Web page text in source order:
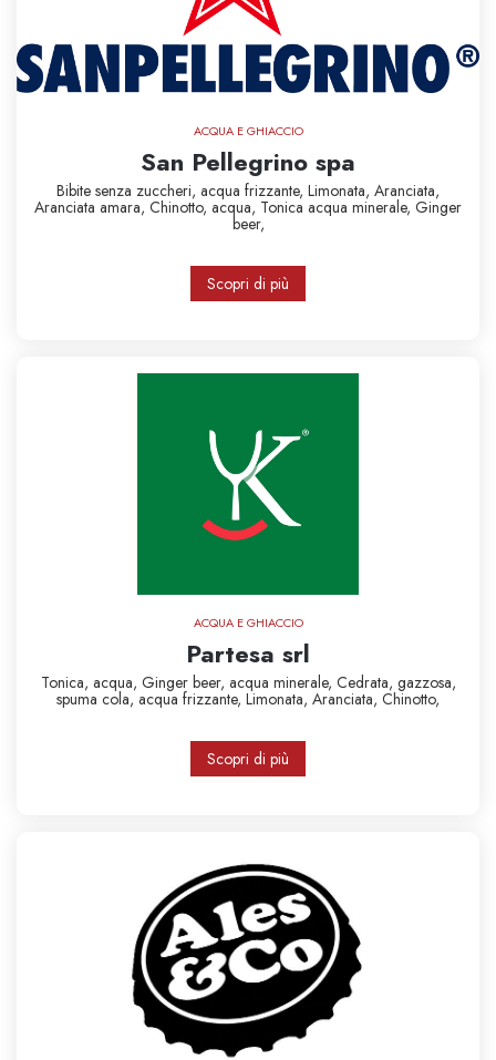
ACQUA E GHIACCIO
San Pellegrino spa
Bibite senza zuccheri, acqua frizzante, Limonata, Aranciata,
Aranciata amara, Chinotto, acqua, Tonica acqua minerale, Ginger
beer,
Scopri di più
ACQUA E GHIACCIO
Partesa srl
Tonica, acqua, Ginger beer, acqua minerale, Cedrata, gazzosa,
spuma cola, acqua frizzante, Limonata, Aranciata, Chinotto,
Scopri di più